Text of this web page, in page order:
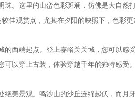
。这里的山峦色彩斑斓，仿佛是大自然
佳观赏点，尤其在夕阳的映照下，色彩更
西端起点。登上嘉峪关关城，您可以感
以穿上古装，体验穿越千年的独特感受。
美景观。鸣沙山的沙丘连绵起伏，而月